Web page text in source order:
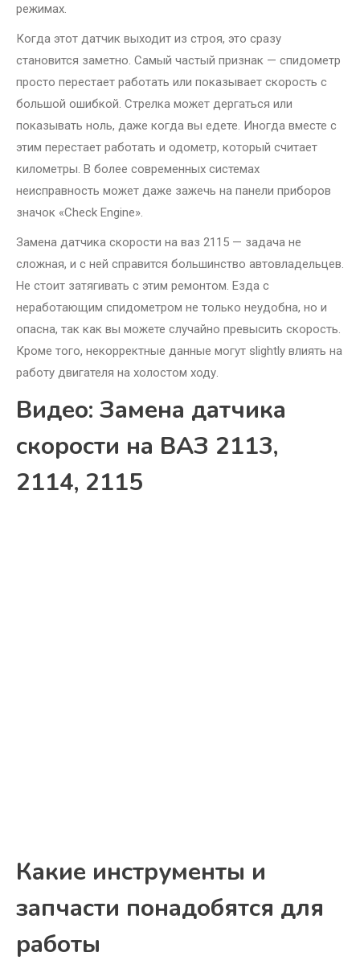
режимах.
Когда этот датчик выходит из строя, это сразу
становится заметно. Самый частый признак — спидометр
просто перестает работать или показывает скорость с
большой ошибкой. Стрелка может дергаться или
показывать ноль, даже когда вы едете. Иногда вместе с
этим перестает работать и одометр, который считает
километры. В более современных системах
неисправность может даже зажечь на панели приборов
значок «Check Engine».
Замена датчика скорости на ваз 2115 — задача не
сложная, и с ней справится большинство автовладельцев.
Не стоит затягивать с этим ремонтом. Езда с
неработающим спидометром не только неудобна, но и
опасна, так как вы можете случайно превысить скорость.
Кроме того, некорректные данные могут slightly влиять на
работу двигателя на холостом ходу.
Видео: Замена датчика
скорости на ВАЗ 2113,
2114, 2115
Какие инструменты и
запчасти понадобятся для
работы